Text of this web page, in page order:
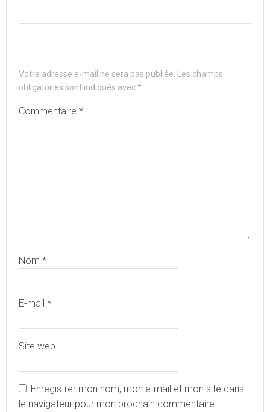
Votre adresse e-mail ne sera pas publiée.
Les champs
obligatoires sont indiqués avec*
Commentaire *
Nom *
E-mail *
Site web
Enregistrer mon nom, mon e-mail et mon site dans
le navigateur pour mon prochain commentaire.